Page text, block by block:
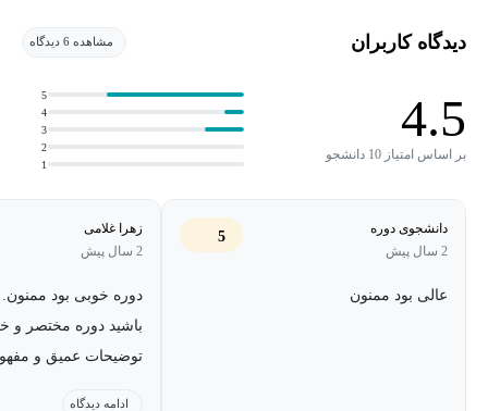
برای راه‌اندازی کسب‌وکارهای پلتفرمی بیان کرد و به انواع مدل‌های
کسب درآمد در پلتفرم پرداخت. در پایان این کارگاه نیز مبحث مهم
دیگری به اسم درجه آزادی پلتفرم یا میزان باز و بسته بودن آن
موردبحث و بررسی قرار گرفت.
دیدگاه کاربران مشاهده 6 دیدگاه
4.5
بر اساس امتیاز 10 دانشجو
1
2
3
4
5
دانشجوی دوره
2 سال پیش
5
عالی بود ممنون
زهرا غلامی
2 سال پیش
دوره خوبی بود
باشید دوره مختصر و
توضیحات عمیق و
ادامه دیدگاه